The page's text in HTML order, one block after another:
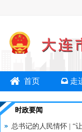
首页 走
时政要闻
总书记的人民情怀 | “